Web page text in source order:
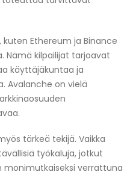
kuten Ethereum ja Binance
Nämä kilpailijat tarjoavat
käyttäjäkuntaa ja
Avalanche on vielä
tärkeä tekijä. Vaikka
työkaluja, jotkut
verrattuna